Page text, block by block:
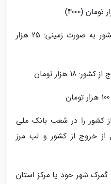
5- هزینه عوارض خروج از کشور به صورت زمینی: 25 هزار
کشور را در شعب بانک ملی
از خروج از کشور و لب مرز
گمرک شهر خود یا مرکز استان